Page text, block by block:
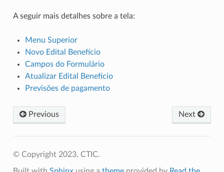
A seguir mais detalhes sobre a tela:
Menu Superior
Novo Edital Benefício
Campos do Formulário
Atualizar Edital Benefício
Previsões de pagamento
Previous Next
© Copyright 2023, CTIC.